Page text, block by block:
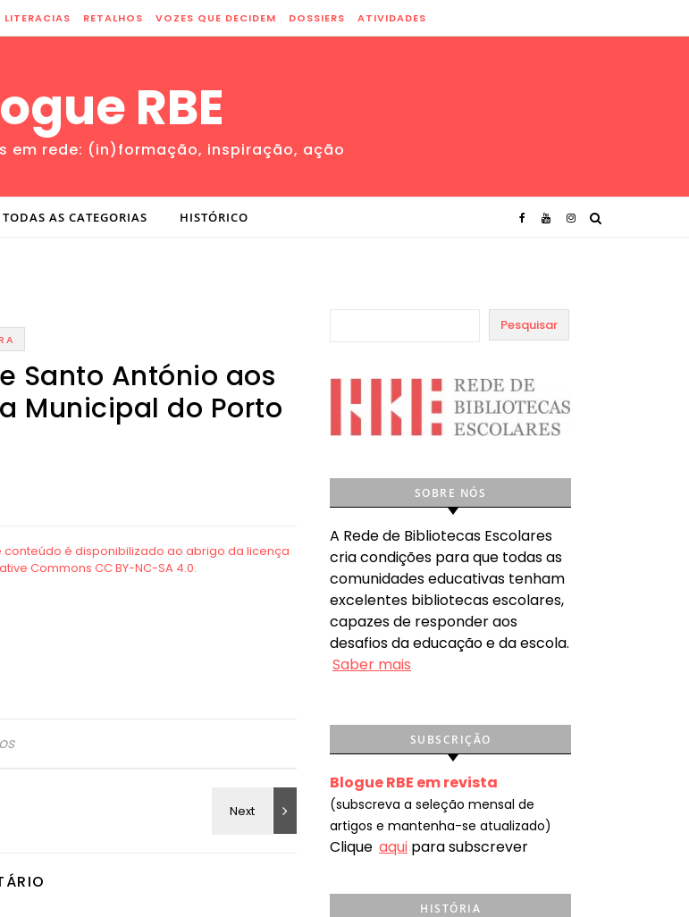
LITERACIAS RETALHOS VOZES QUE DECIDEM DOSSIERS ATIVIDADES
RBE
em rede: (in)formação, inspiração, ação
TODAS AS CATEGORIAS HISTÓRICO
Santo António aos
Municipal do Porto
Pesquisar
SOBRE NÓS
A Rede de Bibliotecas Escolares
cria condições para que todas as
comunidades educativas tenham
excelentes bibliotecas escolares,
capazes de responder aos
desafios da educação e da escola.
Saber mais
SUBSCRIÇÃO
Blogue RBE em revista
(subscreva a seleção mensal de
artigos e mantenha-se atualizado)
Clique aqui para subscrever
HISTÓRIA